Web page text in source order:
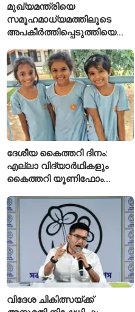
മുഖ്യമന്ത്രിയെ
സമൂഹമാധ്യമത്തിലൂടെ
അപകീർത്തിപ്പെടുത്തിയെന്ന്
ആയങ്കിക്കെതിരെ പുതിയ
കേസ്
ദേശീയ കൈത്തറി ദിനം:
എല്ലാ വിദ്യാർഥികളും
കൈത്തറി യൂണിഫോം
സ്കൂൾ വേറിട്ട മാതൃക
വിദേശ ചികിത്സയ്ക്ക്